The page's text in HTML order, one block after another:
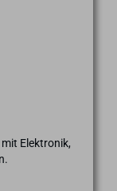
Elektronik,